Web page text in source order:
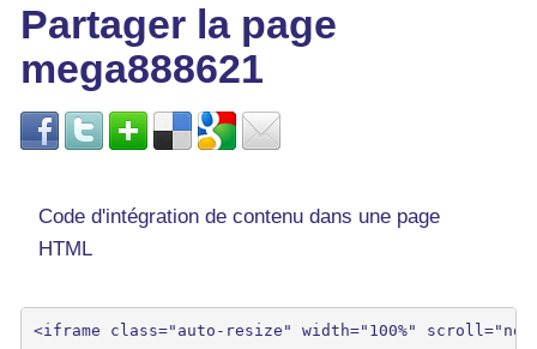
Partager la page
mega888621
Code d'intégration de contenu dans une page
HTML